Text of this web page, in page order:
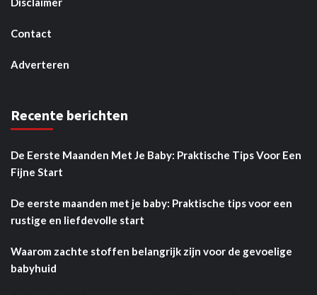
Contact
Adverteren
Recente berichten
De Eerste Maanden Met Je Baby: Praktische Tips Voor Een
Fijne Start
De eerste maanden met je baby: Praktische tips voor een
rustige en liefdevolle start
Waarom zachte stoffen belangrijk zijn voor de gevoelige
babyhuid